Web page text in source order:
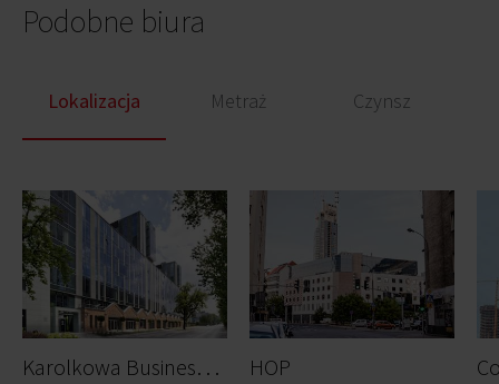
Podobne biura
Lokalizacja Metraż Czynsz
K
arolkowa Business Park HOP